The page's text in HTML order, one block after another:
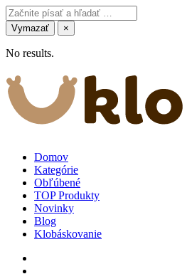
Vymazať ×
No results.
Domov
Kategórie
Obľúbené
TOP Produkty
Novinky
Blog
Klobáskovanie